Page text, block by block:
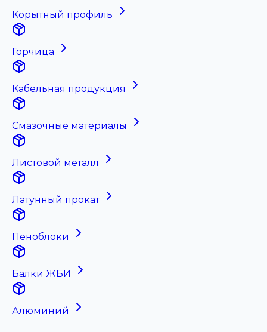
Корытный профиль
Горчица
Кабельная продукция
Смазочные материалы
Листовой металл
Латунный прокат
Пеноблоки
Балки ЖБИ
Алюминий